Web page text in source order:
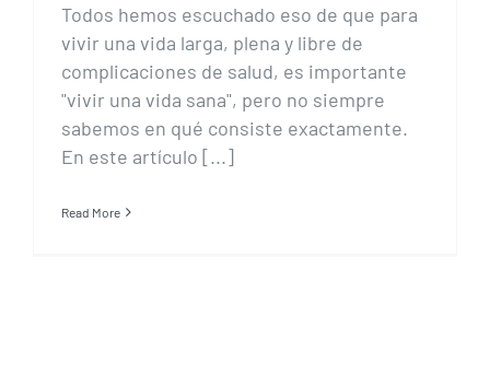
Todos hemos escuchado eso de que para
vivir una vida larga, plena y libre de
complicaciones de salud, es importante
"vivir una vida sana", pero no siempre
sabemos en qué consiste exactamente.
En este artículo [...]
Read More